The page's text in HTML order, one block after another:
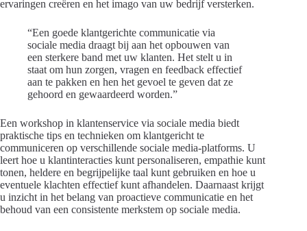
ervaringen creëren en het imago van uw bedrijf versterken.
“Een goede klantgerichte communicatie via
sociale media draagt bij aan het opbouwen van
een sterkere band met uw klanten. Het stelt u in
staat om hun zorgen, vragen en feedback effectief
aan te pakken en hen het gevoel te geven dat ze
gehoord en gewaardeerd worden.”
Een workshop in klantenservice via sociale media biedt
praktische tips en technieken om klantgericht te
communiceren op verschillende sociale media-platforms. U
leert hoe u klantinteracties kunt personaliseren, empathie kunt
tonen, heldere en begrijpelijke taal kunt gebruiken en hoe u
eventuele klachten effectief kunt afhandelen. Daarnaast krijgt
u inzicht in het belang van proactieve communicatie en het
behoud van een consistente merkstem op sociale media.